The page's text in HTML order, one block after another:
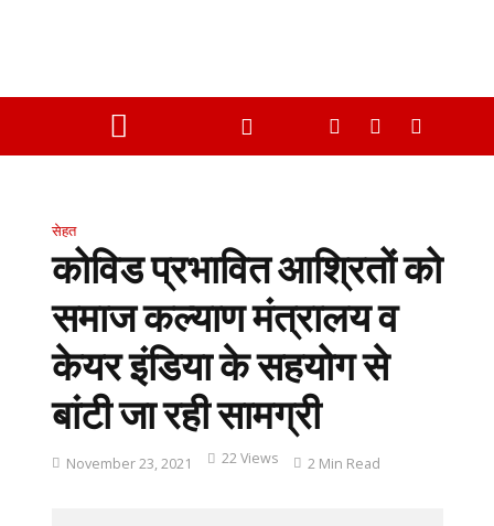
सेहत
कोविड प्रभावित आश्रितों को
समाज कल्याण मंत्रालय व
केयर इंडिया के सहयोग से
बांटी जा रही सामग्री
November 23, 2021 22 Views 2 Min Read